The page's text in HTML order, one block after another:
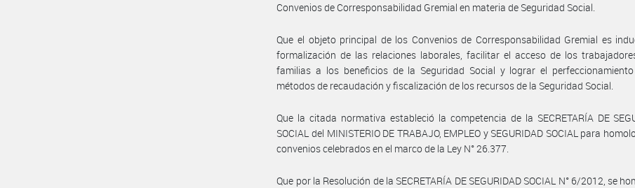
Convenios de Corresponsabilidad Gremial en materia de Seguridad Social.
Que el objeto principal de los Convenios de Corresponsabilidad Gremial es
formalización de las relaciones laborales, facilitar el acceso de los
familias a los beneficios de la Seguridad Social y lograr el
métodos de recaudación y fiscalización de los recursos de la Seguridad Social.
Que la citada normativa estableció la competencia de la SECRETARÍA DE
SOCIAL del MINISTERIO DE TRABAJO, EMPLEO y SEGURIDAD SOCIAL para
convenios celebrados en el marco de la Ley N° 26.377.
Que por la Resolución de la SECRETARÍA DE SEGURIDAD SOCIAL N° 6/2012, se